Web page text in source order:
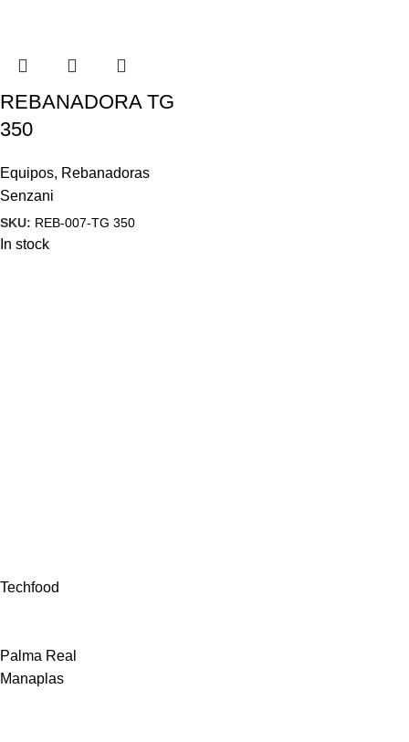
REBANADORA TG
350
Equipos, Rebanadoras
Senzani
SKU: REB-007-TG 350
In stock
Techfood
Palma Real
Manaplas